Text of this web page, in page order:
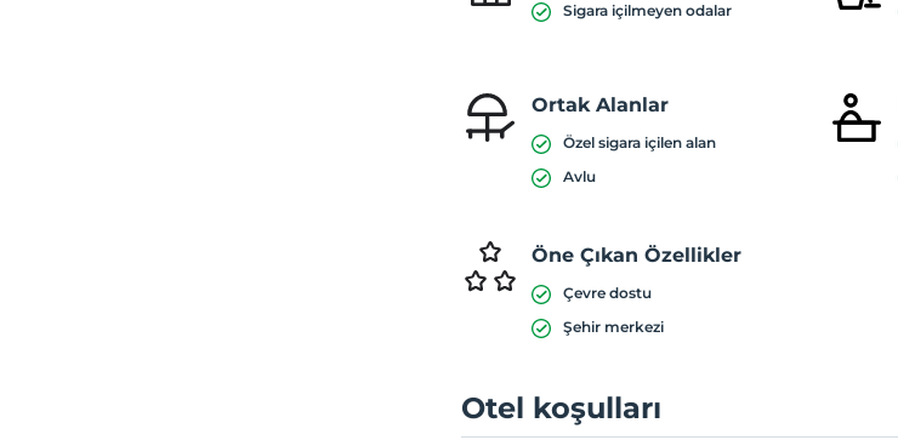
Sigara içilmeyen odalar
Ortak Alanlar
Özel sigara içilen alan
Avlu
Öne Çıkan Özellikler
Çevre dostu
Şehir merkezi
Otel koşulları